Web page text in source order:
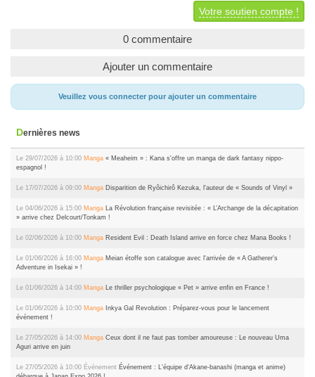
Votre soutien compte !
0 commentaire
Ajouter un commentaire
Veuillez vous connecter pour ajouter un commentaire
Dernières news
Le 29/07/2026 à 10:00 Manga « Meaheim » : Kana s'offre un manga de dark fantasy nippo-
espagnol !
Le 17/07/2026 à 09:00 Manga Disparition de Ryôichirô Kezuka, l'auteur de « Sounds of Vinyl »
Le 04/06/2026 à 15:00 Manga La Révolution française revisitée : « L’Archange de la décapitation
» arrive chez Delcourt/Tonkam !
Le 02/06/2026 à 10:00 Manga Resident Evil : Death Island arrive en force chez Mana Books !
Le 01/06/2026 à 16:00 Manga Meian étoffe son catalogue avec l'arrivée de « A Gatherer's
Adventure in Isekai » !
Le 01/06/2026 à 14:00 Manga Le thriller psychologique « Pet » arrive enfin en France !
Le 01/06/2026 à 10:00 Manga Inkya Gal Revolution : Préparez-vous pour le lancement
événement !
Le 27/05/2026 à 14:00 Manga Ceux dont il ne faut pas tomber amoureuse : Le nouveau Uma
Aguri arrive en juin
Le 27/05/2026 à 10:00 Événement Événement : L'équipe d'Akane-banashi (manga et anime)